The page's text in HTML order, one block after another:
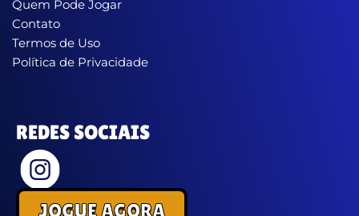
Quem Pode Jogar
Contato
Termos de Uso
Política de Privacidade
REDES SOCIAIS
JOGUE AGORA